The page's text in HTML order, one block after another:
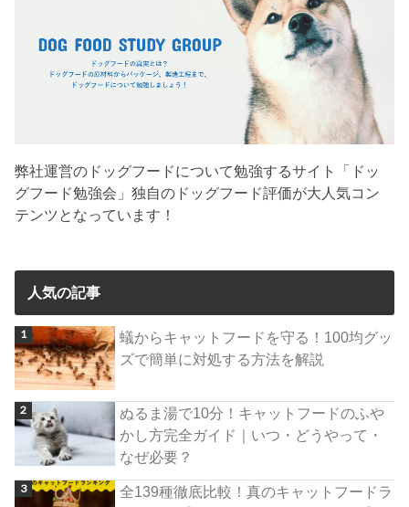
弊社運営のドッグフードについて勉強するサイト「ドッ
グフード勉強会」独自のドッグフード評価が大人気コン
テンツとなっています！
人気の記事
蟻からキャットフードを守る！100均グッ
ズで簡単に対処する方法を解説
ぬるま湯で10分！キャットフードのふや
かし方完全ガイド｜いつ・どうやって・
なぜ必要？
全139種徹底比較！真のキャットフードラ